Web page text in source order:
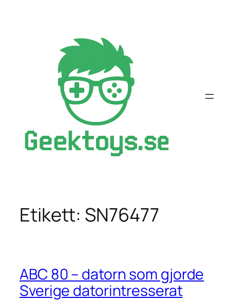
Etikett: SN76477
ABC 80 – datorn som gjorde
Sverige datorintresserat